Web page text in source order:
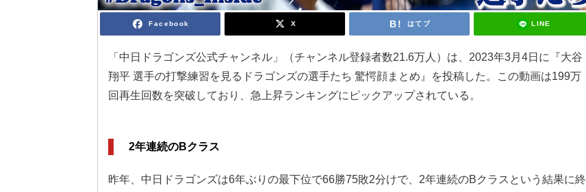
Facebook X はてブ LINE
「中日ドラゴンズ公式チャンネル」（チャンネル登録者数21.6万人）は、2023年3月4日に『大谷
翔平 選手の打撃練習を見るドラゴンズの選手たち 驚愕顔まとめ』を投稿した。この動画は199万
回再生回数を突破しており、急上昇ランキングにピックアップされている。
2年連続のBクラス
昨年、中日ドラゴンズは6年ぶりの最下位で66勝75敗2分けで、2年連続のBクラスという結果に終